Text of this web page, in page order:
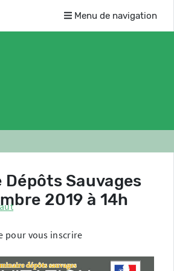
Menu de navigation
Dépôts Sauvages
2019 à 14h
pour vous inscrire